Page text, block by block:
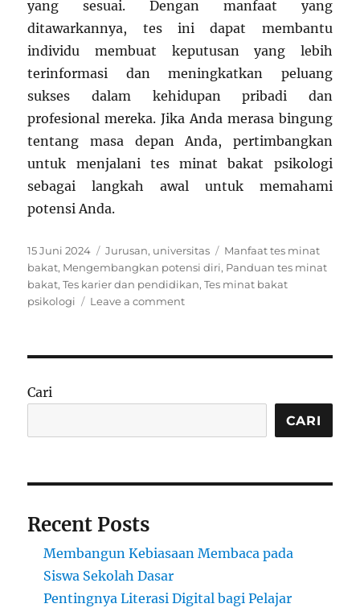
yang sesuai. Dengan manfaat yang
ditawarkannya, tes ini dapat membantu
individu membuat keputusan yang lebih
terinformasi dan meningkatkan peluang
sukses dalam kehidupan pribadi dan
profesional mereka. Jika Anda merasa bingung
tentang masa depan Anda, pertimbangkan
untuk menjalani tes minat bakat psikologi
sebagai langkah awal untuk memahami
potensi Anda.
Posted
on
15 Juni 2024 Categories
Jurusan, universitas Tags
Manfaat tes minat
bakat, Mengembangkan potensi diri, Panduan tes minat
bakat,Tes karier dan pendidikan,Tes minat bakat
psikologi
Leave a commenton
Membantu
Jalur
Cari
CARI
Recent Posts
Membangun Kebiasaan Membaca pada
Siswa Sekolah Dasar
Pentingnya Literasi Digital bagi Pelajar